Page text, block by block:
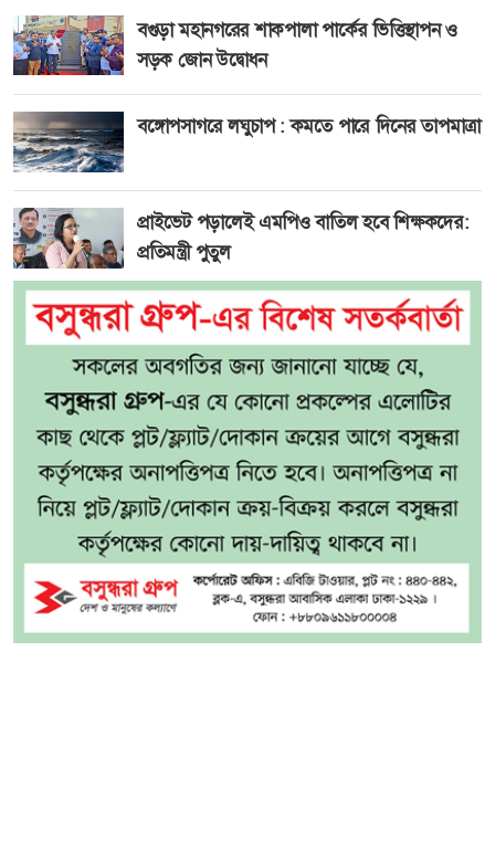
বগুড়া মহানগরের শাকপালা পার্কের ভিত্তিস্থাপন ও
সড়ক জোন উদ্বোধন
বঙ্গোপসাগরে লঘুচাপ : কমতে পারে দিনের তাপমাত্রা
প্রাইভেট পড়ালেই এমপিও বাতিল হবে শিক্ষকদের:
প্রতিমন্ত্রী পুতুল